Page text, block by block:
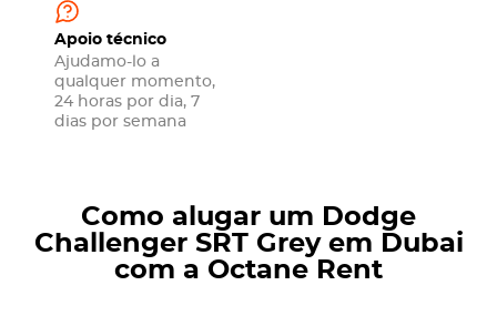
Apoio técnico
Ajudamo-lo a
qualquer momento,
24 horas por dia, 7
dias por semana
Como alugar um Dodge
Challenger SRT Grey em Dubai
com a Octane Rent